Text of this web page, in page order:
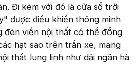
Đi kèm với đó là cửa sổ trời
được điều khiển thông minh
đèn viền nội thất có thể đồng
hạt sao trên trần xe, mang
thất lung linh như dải ngân hà